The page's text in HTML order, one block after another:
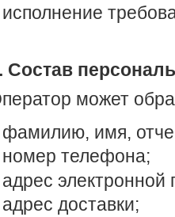
исполнение
Состав
может
фамилию, имя,
номер телефона;
адрес электронной
адрес доставки;